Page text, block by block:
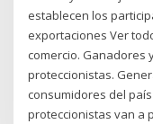
establecen los
exportaciones Ver
comercio. Ganadores
proteccionistas.
consumidores del
proteccionistas van a